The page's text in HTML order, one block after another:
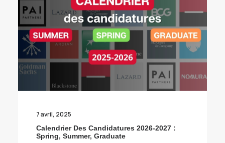
7 avril, 2025
Calendrier Des Candidatures 2026-2027 :
Spring, Summer, Graduate